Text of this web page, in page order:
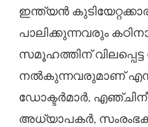
ഇന്ത്യൻ
പാലിക്കുന്നവരും
സമൂഹത്തിന്
നൽകുന്നവരുമാണ്
ഡോക്ടർമാർ,
അധ്യാപകർ,